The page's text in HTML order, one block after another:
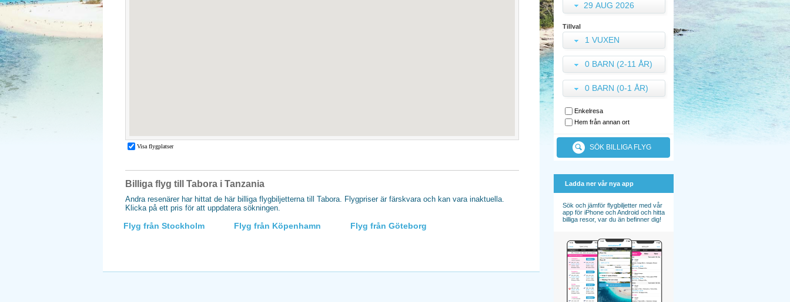
Billiga flyg till Tabora i Tanzania
Andra resenärer har hittat de här billiga flygbiljetterna till Tabora. Flygpriser är färskvara och kan vara inaktuella.
Klicka på ett pris för att uppdatera sökningen.
Flyg från Stockholm Flyg från Köpenhamn Flyg från Göteborg
29 AUG 2026
Tillval
1 VUXEN
0 BARN (2-11 ÅR)
0 BARN (0-1 ÅR)
Enkelresa
Hem från annan ort
SÖK BILLIGA FLYG
Ladda ner vår nya app
Sök och jämför flygbiljetter med vår
app för iPhone och Android och hitta
billiga resor, var du än befinner dig!